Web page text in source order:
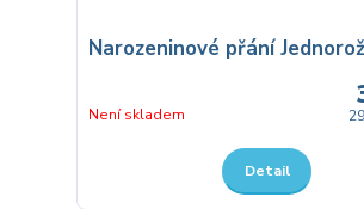
Narozeninové přání
Není skladem
Detail